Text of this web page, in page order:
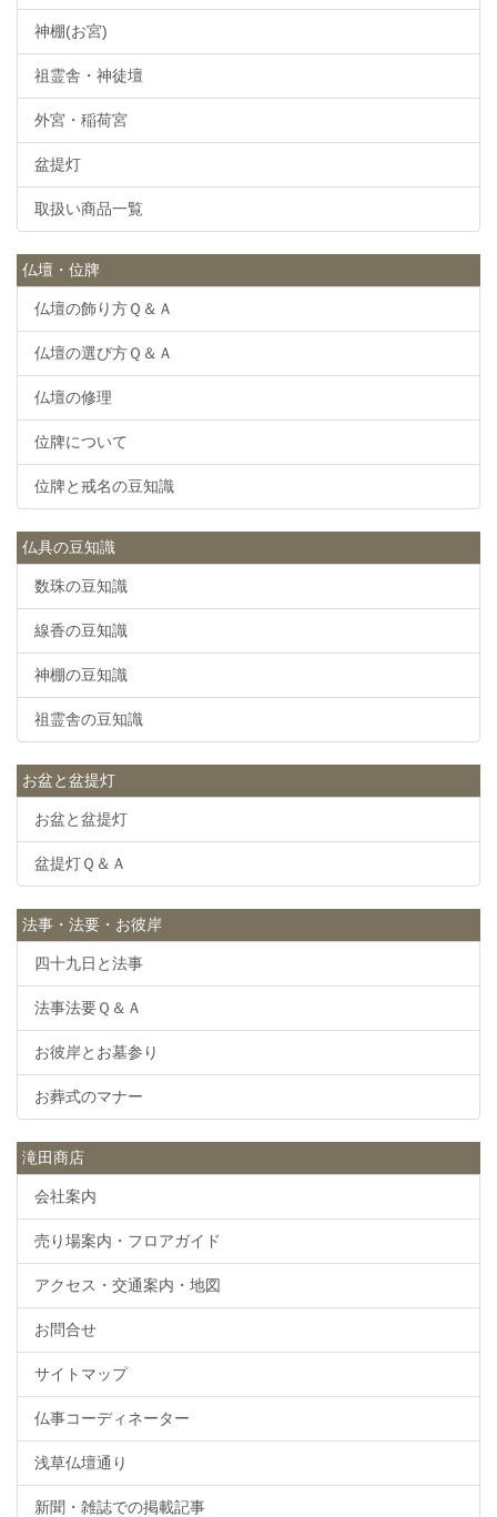
神棚(お宮)
祖霊舎・神徒壇
外宮・稲荷宮
盆提灯
取扱い商品一覧
仏壇・位牌
仏壇の飾り方Ｑ＆Ａ
仏壇の選び方Ｑ＆Ａ
仏壇の修理
位牌について
位牌と戒名の豆知識
仏具の豆知識
数珠の豆知識
線香の豆知識
神棚の豆知識
祖霊舎の豆知識
お盆と盆提灯
お盆と盆提灯
盆提灯Ｑ＆Ａ
法事・法要・お彼岸
四十九日と法事
法事法要Ｑ＆Ａ
お彼岸とお墓参り
お葬式のマナー
滝田商店
会社案内
売り場案内・フロアガイド
アクセス・交通案内・地図
お問合せ
サイトマップ
仏事コーディネーター
浅草仏壇通り
新聞・雑誌での掲載記事